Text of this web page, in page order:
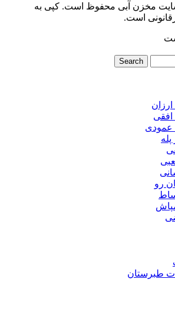
مخزن آبی محفوظ است. کپی به
است.
Search
رو
طبرستان